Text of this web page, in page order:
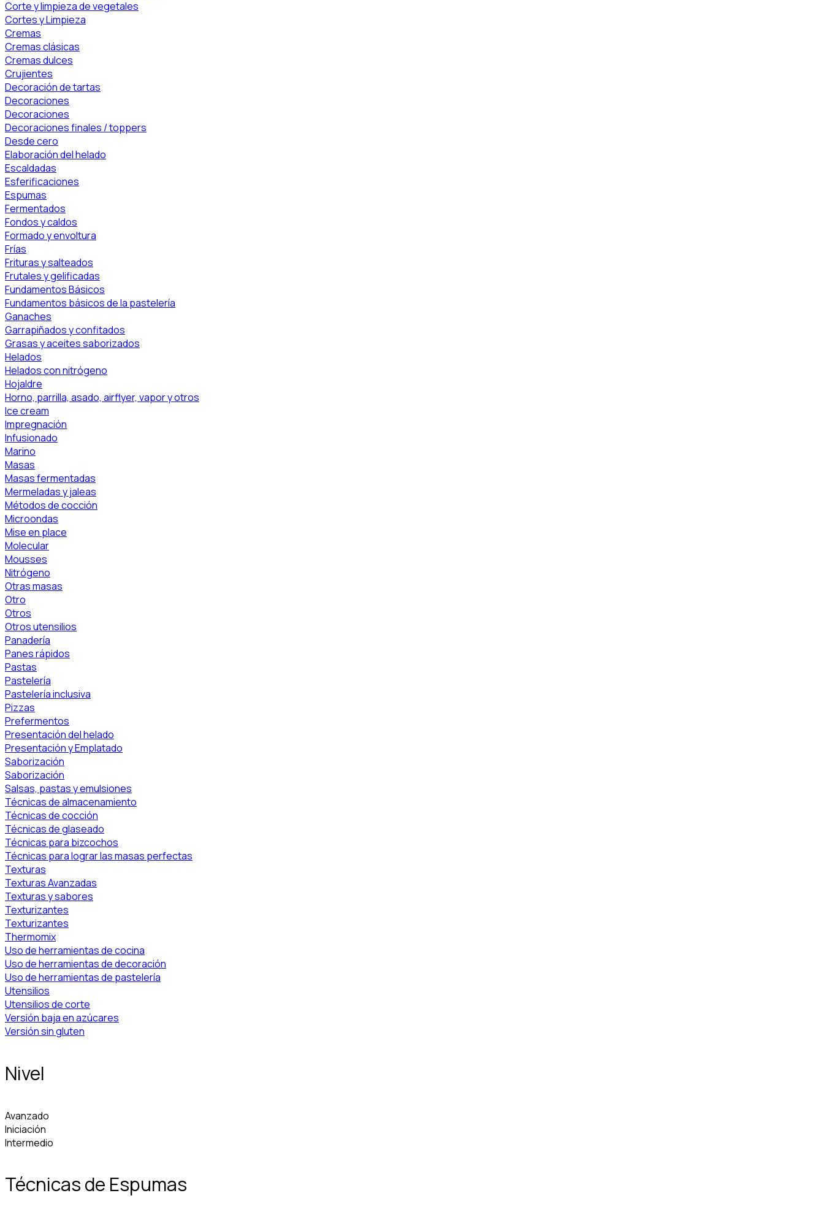
Corte y limpieza de vegetales
Cortes y Limpieza
Cremas
Cremas clásicas
Cremas dulces
Crujientes
Decoración de tartas
Decoraciones
Decoraciones
Decoraciones finales / toppers
Desde cero
Elaboración del helado
Escaldadas
Esferificaciones
Espumas
Fermentados
Fondos y caldos
Formado y envoltura
Frías
Frituras y salteados
Frutales y gelificadas
Fundamentos Básicos
Fundamentos básicos de la pastelería
Ganaches
Garrapiñados y confitados
Grasas y aceites saborizados
Helados
Helados con nitrógeno
Hojaldre
Horno, parrilla, asado, airflyer, vapor y otros
Ice cream
Impregnación
Infusionado
Marino
Masas
Masas fermentadas
Mermeladas y jaleas
Métodos de cocción
Microondas
Mise en place
Molecular
Mousses
Nitrógeno
Otras masas
Otro
Otros
Otros utensilios
Panadería
Panes rápidos
Pastas
Pastelería
Pastelería inclusiva
Pizzas
Prefermentos
Presentación del helado
Presentación y Emplatado
Saborización
Saborización
Salsas, pastas y emulsiones
Técnicas de almacenamiento
Técnicas de cocción
Técnicas de glaseado
Técnicas para bizcochos
Técnicas para lograr las masas perfectas
Texturas
Texturas Avanzadas
Texturas y sabores
Texturizantes
Texturizantes
Thermomix
Uso de herramientas de cocina
Uso de herramientas de decoración
Uso de herramientas de pastelería
Utensilios
Utensilios de corte
Versión baja en azúcares
Versión sin gluten
Nivel
Avanzado
Iniciación
Intermedio
Técnicas de Espumas